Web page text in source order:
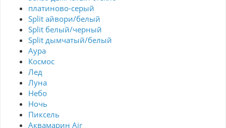
платиново-серый
Split айвори/белый
Split белый/черный
Split дымчатый/белый
Аура
Космос
Лед
Луна
Небо
Ночь
Пиксель
Аквамарин Air